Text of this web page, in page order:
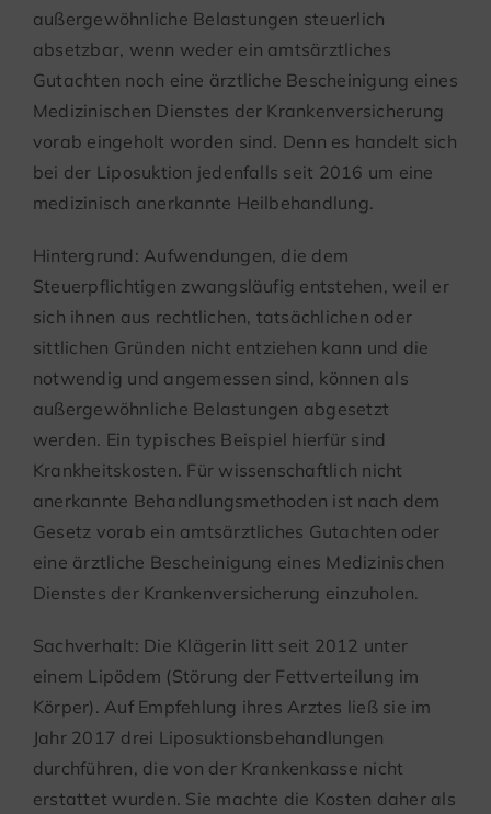
außergewöhnliche Belastungen steuerlich
absetzbar, wenn weder ein amtsärztliches
Gutachten noch eine ärztliche Bescheinigung eines
Medizinischen Dienstes der Krankenversicherung
vorab eingeholt worden sind. Denn es handelt sich
bei der Liposuktion jedenfalls seit 2016 um eine
medizinisch anerkannte Heilbehandlung.
Hintergrund: Aufwendungen, die dem
Steuerpflichtigen zwangsläufig entstehen, weil er
sich ihnen aus rechtlichen, tatsächlichen oder
sittlichen Gründen nicht entziehen kann und die
notwendig und angemessen sind, können als
außergewöhnliche Belastungen abgesetzt
werden. Ein typisches Beispiel hierfür sind
Krankheitskosten. Für wissenschaftlich nicht
anerkannte Behandlungsmethoden ist nach dem
Gesetz vorab ein amtsärztliches Gutachten oder
eine ärztliche Bescheinigung eines Medizinischen
Dienstes der Krankenversicherung einzuholen.
Sachverhalt: Die Klägerin litt seit 2012 unter
einem Lipödem (Störung der Fettverteilung im
Körper). Auf Empfehlung ihres Arztes ließ sie im
Jahr 2017 drei Liposuktionsbehandlungen
durchführen, die von der Krankenkasse nicht
erstattet wurden. Sie machte die Kosten daher als